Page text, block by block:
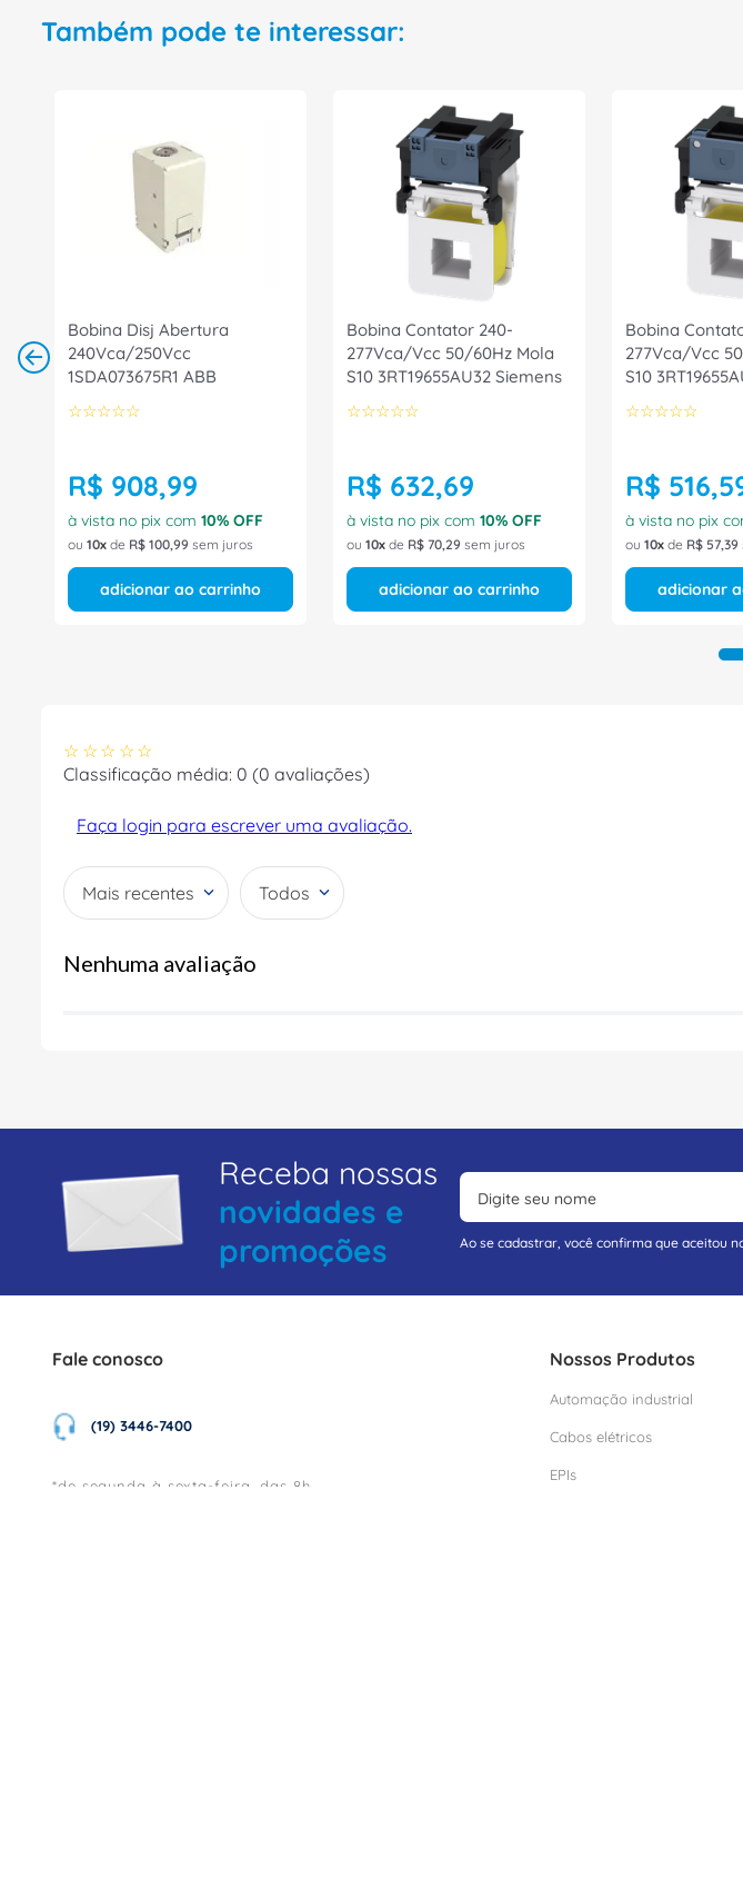
Também pode te interessar:
Bobina Disj Abertura
240Vca/250Vcc
1SDA073675R1 ABB
☆☆☆☆☆
R$ 908,99
à vista no pix com 10% OFF
ou 10 de R$ 100,99 sem juros
adicionar ao carrinho
Bobina Contator 240-
277Vca/Vcc 50/60Hz Mola
S10 3RT19655AU32 Siemens
☆☆☆☆☆
R$ 632,69
à vista no pix com 10% OFF
ou 10 de R$ 70,29 sem juros
adicionar ao carrinho
Bobina
277Vca/Vcc
S10
☆☆☆☆☆
R$ 516,
à vista no pix
ou 10 de R$ 57,39
adicionar
☆ ☆ ☆ ☆ ☆
Classificação média: 0 (0 avaliações)
Faça login para escrever uma avaliação.
Mais recentes Todos
Nenhuma avaliação
Receba nossas
novidades e
promoções
Ao se cadastrar, você confirma que aceitou
Fale conosco
(19) 3446-7400
*de segunda à sexta-feira, das 8h
Nossos Produtos
Automação industrial
Cabos elétricos
EPIs